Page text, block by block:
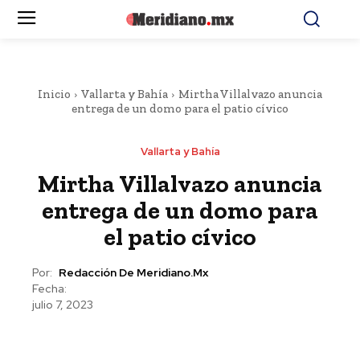
Inicio Vallarta y Bahía
Mirtha Villalvazo anuncia
entrega de un domo para el patio cívico
Vallarta y Bahía
Mirtha Villalvazo anuncia
entrega de un domo para
el patio cívico
Por: Redacción De Meridiano.mx
Fecha:
julio 7, 2023